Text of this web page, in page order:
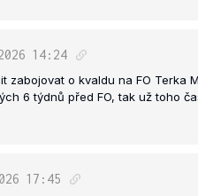
14:24
zabojovat o kvaldu na FO Terka
6 týdnů před FO, tak už toho
17:45